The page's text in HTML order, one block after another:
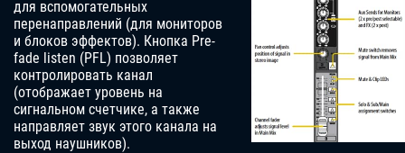
для вспомогательных
перенаправлений (для мониторов
и блоков эффектов). Кнопка Pre-
fade listen (PFL) позволяет
контролировать канал
(отображает уровень на
сигнальном счетчике, а также
направляет звук этого канала на
выход наушников).